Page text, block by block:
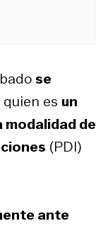
se
quien es un
modalidad de
(PDI)
ante